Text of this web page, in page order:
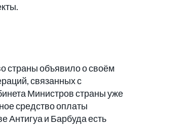
страны объявило о своём
связанных с
Министров страны уже
средство оплаты
Антигуа и Барбуда есть